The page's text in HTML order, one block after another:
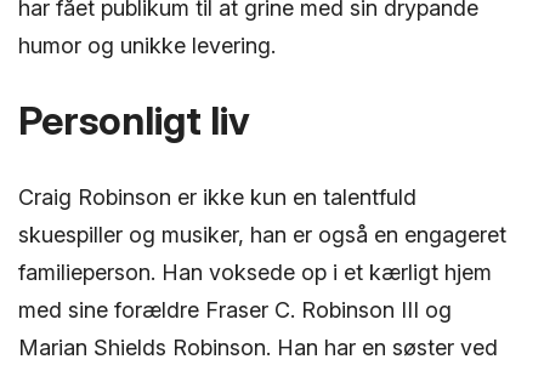
har fået publikum til at grine med sin drypande
humor og unikke levering.
Personligt liv
Craig Robinson er ikke kun en talentfuld
skuespiller og musiker, han er også en engageret
familieperson. Han voksede op i et kærligt hjem
med sine forældre Fraser C. Robinson III og
Marian Shields Robinson. Han har en søster ved